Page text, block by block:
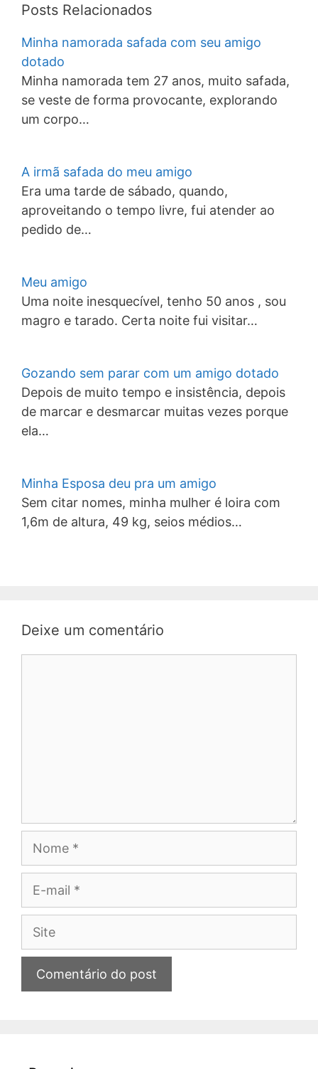
Posts Relacionados
Minha namorada safada com seu amigo
dotado
Minha namorada tem 27 anos, muito safada,
se veste de forma provocante, explorando
um corpo…
A irmã safada do meu amigo
Era uma tarde de sábado, quando,
aproveitando o tempo livre, fui atender ao
pedido de…
Meu amigo
Uma noite inesquecível, tenho 50 anos , sou
magro e tarado. Certa noite fui visitar…
Gozando sem parar com um amigo dotado
Depois de muito tempo e insistência, depois
de marcar e desmarcar muitas vezes porque
ela…
Minha Esposa deu pra um amigo
Sem citar nomes, minha mulher é loira com
1,6m de altura, 49 kg, seios médios…
Deixe um comentário
Site